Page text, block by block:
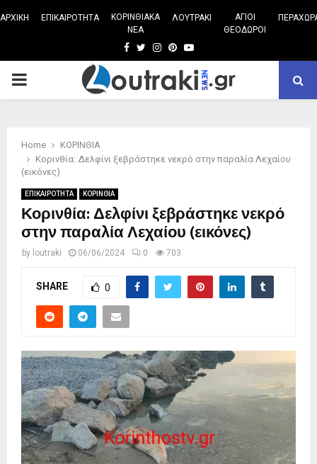
ΑΡΧΙΚΗ ΕΠΙΚΑΙΡΟΤΗΤΑ
ΚΟΡΙΝΘΙΑΚΑ
ΝΕΑ
ΛΟΥΤΡΑΚΙ
ΑΓΙΟΙ
ΘΕΟΔΩΡΟΙ
Facebook
TwitterInstagram
Pinterest
Youtube
PRIMARY
Home
ΚΟΡΙΝΘΙΑ
Κορινθία: Δελφίνι ξεβράστηκε νεκρό στην παραλία Λεχαίου
(εικόνες)
ΕΠΙΚΑΙΡΟΤΗΤΑ ΚΟΡΙΝΘΙΑ
Κορινθία: Δελφίνι ξεβράστηκε νεκρό
στην παραλία Λεχαίου (εικόνες)
by loutraki 06/06/2024 0 703
SHARE 0